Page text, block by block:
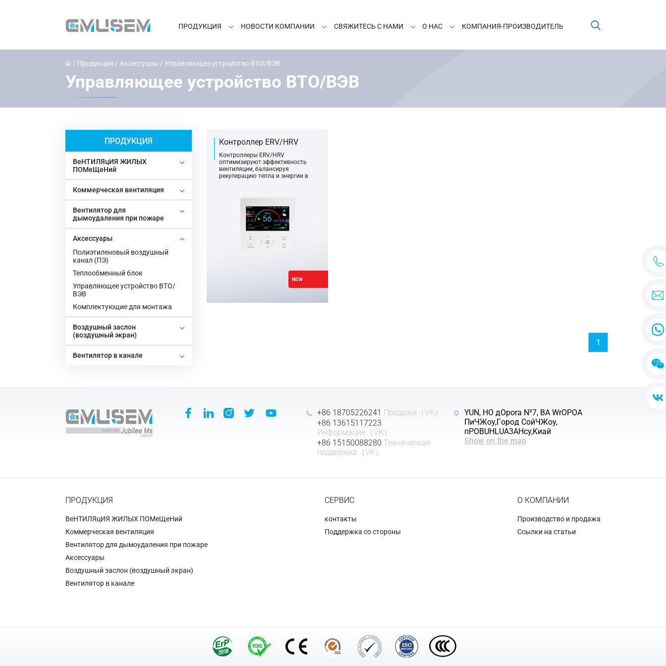
ПРОДУКЦИЯ НОВОСТИ КОМПАНИИ СВЯЖИТЕСЬ С НАМИ О НАС КОМПАНИЯ-ПРОИЗВОДИТЕЛЬ
/ Продукция / Аксессуары / Управляющее устройство ВТО/ВЭВ
Управляющее устройство ВТО/ВЭВ
ПРОДУКЦИЯ
BeHTИЛЯцИЯ ЖИЛЫX
ПОMeЩeHий
Коммерческая вентиляция
Вентилятор для
дымоудаления при пожаре
Аксессуары
Полиэтиленовый воздушный
канал (ПЭ)
Теплообменный блок
Управляющее устройство ВТО/
ВЭВ
Комплектующие для монтажа
Воздушный заслон
(воздушный экран)
Вентилятор в канале
Контроллер ERV/HRV
Контроллеры ERV/HRV
оптимизируют эффективность
вентиляции, балансируя
рекуперацию тепла и энергии в
NEW
1
+86 18705226241 Продажи（VK）
+86 13615117223
Информация（VK）
+86 15150088280 Техническая
поддержка（VK）
YUN, HO дOpora N²7, BA WrOPOA
ΠиЧЖoy,Гopoд CoйЧЖoy,
пPOBUHLUA3AHcy,Kиaй
Show on the map
ПРОДУКЦИЯ
BeHTИЛЯцИЯ ЖИЛЫX ПОMeЩeHий
Коммерческая вентиляция
Вентилятор для дымоудаления при пожаре
Аксессуары
Воздушный заслон (воздушный экран)
Вентилятор в канале
СЕРВИС
контакты
Поддержка со стороны
О КОМПАНИИ
Производство и продажа
Ссылки на статьи